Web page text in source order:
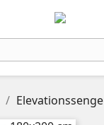
Elevationssenge